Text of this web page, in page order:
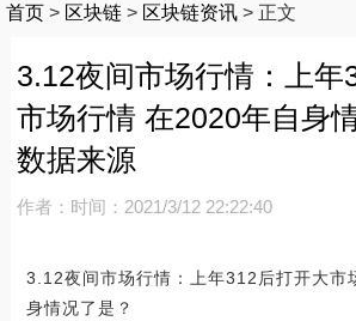
首页 > 区块链 > 区块链资讯 > 正文
3.12夜间市场行情：上年
市场行情 在2020年自身
数据来源
作者： 时间：2021/3/12 22:22:40
3.12夜间市场行情：上年312后打开大市
身情况了是？